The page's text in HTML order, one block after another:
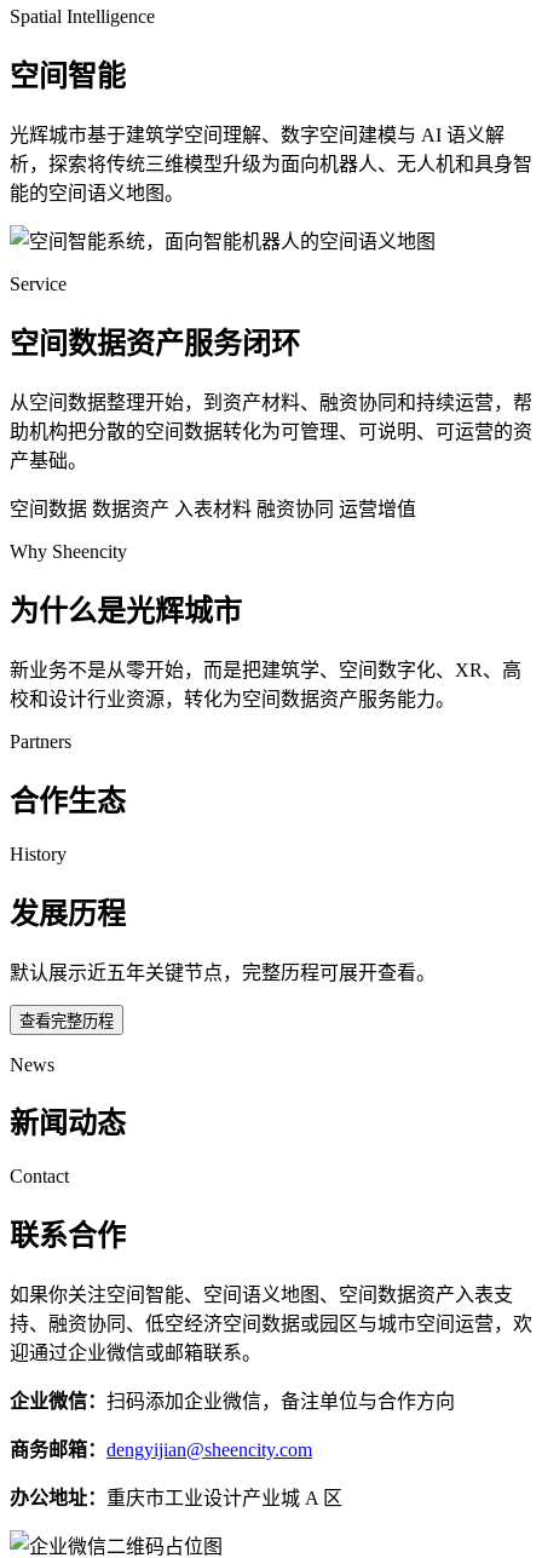
Spatial Intelligence
空间智能
光辉城市基于建筑学空间理解、数字空间建模与 AI 语义解
析，探索将传统三维模型升级为面向机器人、无人机和具身智
能的空间语义地图。
Service
空间数据资产服务闭环
从空间数据整理开始，到资产材料、融资协同和持续运营，帮
助机构把分散的空间数据转化为可管理、可说明、可运营的资
产基础。
空间数据 数据资产 入表材料 融资协同 运营增值
Why Sheencity
为什么是光辉城市
新业务不是从零开始，而是把建筑学、空间数字化、XR、高
校和设计行业资源，转化为空间数据资产服务能力。
Partners
合作生态
History
发展历程
默认展示近五年关键节点，完整历程可展开查看。
查看完整历程
News
新闻动态
Contact
联系合作
如果你关注空间智能、空间语义地图、空间数据资产入表支
持、融资协同、低空经济空间数据或园区与城市空间运营，欢
迎通过企业微信或邮箱联系。
企业微信： 扫码添加企业微信，备注单位与合作方向
商务邮箱： dengyijian@sheencity.com
办公地址： 重庆市工业设计产业城 A 区